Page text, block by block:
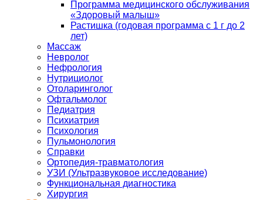
Программа медицинского обслуживания
«Здоровый малыш»
Растишка (годовая программа с 1 г до 2
лет)
Массаж
Невролог
Нефрология
Нутрициолог
Отоларинголог
Офтальмолог
Педиатрия
Психиатрия
Психология
Пульмонология
Справки
Ортопедия-травматология
УЗИ (Ультразвуковое исследование)
Функциональная диагностика
Хирургия